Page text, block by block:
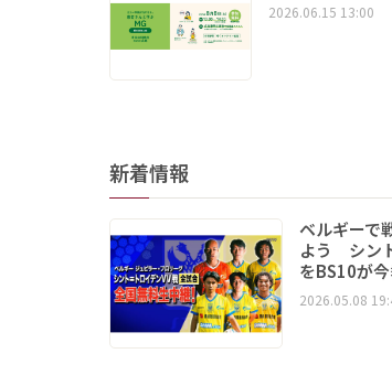
2026.06.15 13:00
新着情報
ベルギーで
よう シン
をBS10が
2026.05.08